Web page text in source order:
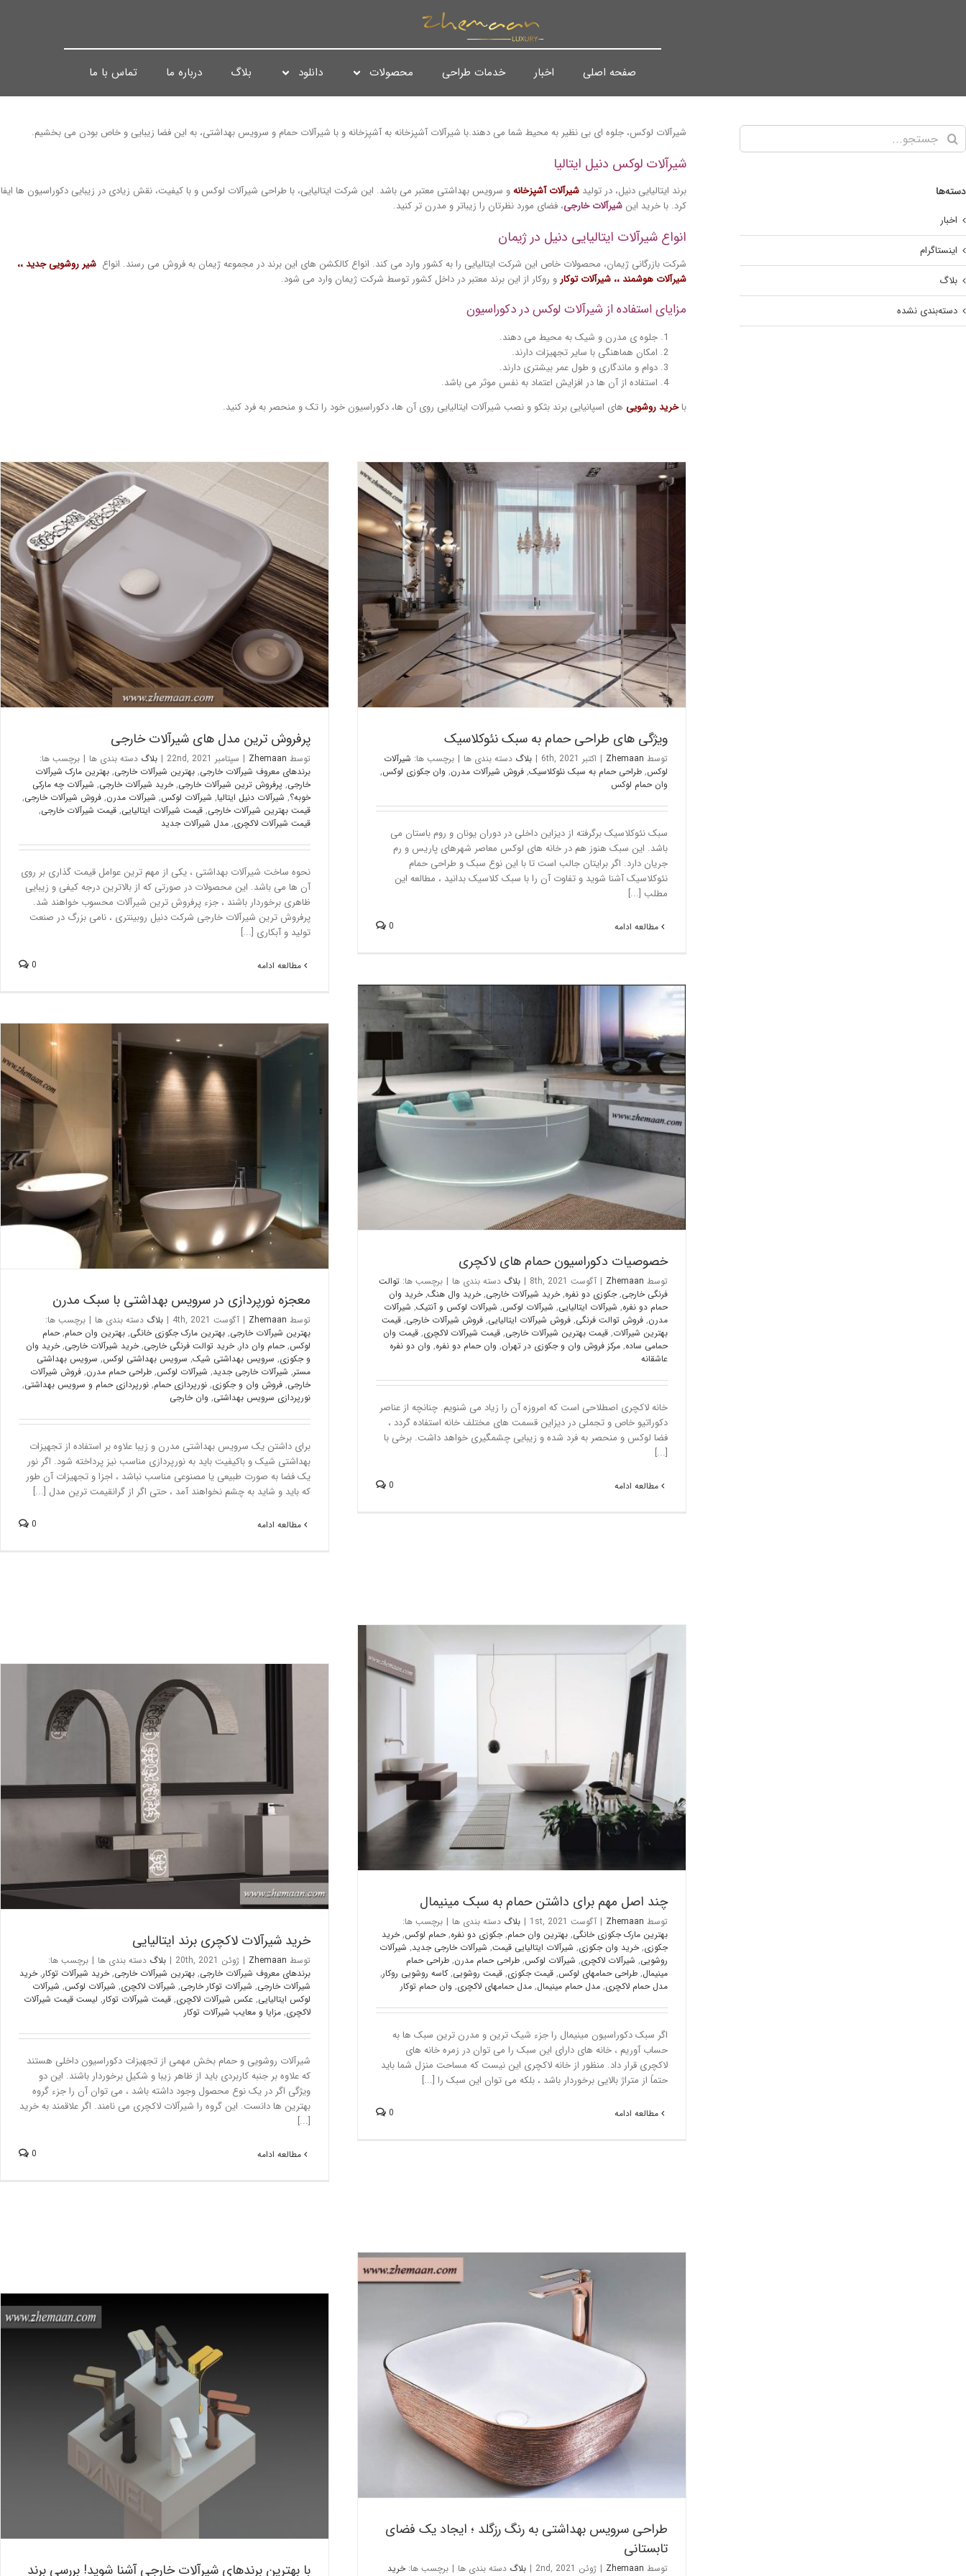
صفحه اصلی اخبار خدمات طراحی محصولات دانلود بلاگ درباره ما تماس با ما
شیرآلات لوکس، جلوه ای بی نظیر به محیط شما می دهند.با شیرآلات آشپزخانه به آشپزخانه و با شیرآلات حمام و سرویس بهداشتی، به این فضا زیبایی و خاص بودن می بخشیم.
شیرآلات لوکس دنیل ایتالیا
برند ایتالیایی دنیل، در تولیدشیرآلات آشپزخانهو سرویس بهداشتی معتبر می باشد. این شرکت ایتالیایی، با طراحی شیرآلات لوکس و با کیفیت، نقش زیادی در زیبایی دکوراسیون ها ایفا
کرد. با خرید اینشیرآلات خارجی، فضای مورد نظرتان را زیباتر و مدرن تر کنید.
انواع شیرآلات ایتالیایی دنیل در ژیمان
شرکت بازرگانی ژیمان، محصولات خاص این شرکت ایتالیایی را به کشور وارد می کند. انواع کالکشن های این برند در مجموعه ژیمان به فروش می رسند. انواعشیر روشویی جدید،،
شیرآلات هوشمند،،شیرآلات توکار و روکار از این برند معتبر در داخل کشور توسط شرکت ژیمان وارد می شود.
مزایای استفاده از شیرآلات لوکس در دکوراسیون
جلوه ی مدرن و شیک به محیط می دهند.
امکان هماهنگی با سایر تجهیزات دارند.
دوام و ماندگاری و طول عمر بیشتری دارند.
استفاده از آن ها در افزایش اعتماد به نفس موثر می باشد.
باخرید روشویی های اسپانیایی برند بثکو و نصب شیرآلات ایتالیایی روی آن ها، دکوراسیون خود را تک و منحصر به فرد کنید.
ویژگی های طراحی حمام به سبک نئوکلاسیک
بلاگ
ویژگی های طراحی حمام به سبک نئوکلاسیک
توسط Zhemaan
| اکتبر 6th, 2021 | بلاگ دسته بندی ها | برچسب ها: شیرآلات
لوکس,طراحی حمام به سبک نئوکلاسیک,فروش شیرآلات مدرن, وان جکوزی لوکس,
وان حمام لوکس
سبک نئوکلاسیک برگرفته از دیزاین داخلی در دوران یونان و روم باستان می
باشد. این سبک هنوز هم در خانه های لوکس معاصر شهرهای پاریس و رم
جریان دارد. اگر برایتان جالب است تا با این نوع سبک و طراحی حمام
نئوکلاسیک آشنا شوید و تفاوت آن را با سبک کلاسیک بدانید ، مطالعه این
مطلب [...]
مطالعه ادامه 0
پرفروش ترین مدل های شیرآلات خارجی
بلاگ
پرفروش ترین مدل های شیرآلات خارجی
توسط Zhemaan
| سپتامبر 22nd, 2021 | بلاگ دسته بندی ها | برچسب ها:
برندهای معروف شیرآلات خارجی,بهترین شیرآلات خارجی,بهترین مارک شیرآلات
خارجی, پرفروش ترین شیرآلات خارجی,خرید شیرآلات خارجی, شیرآلات چه مارکی
خوبه؟, شیرآلات دنیل ایتالیا, شیرآلات لوکس, شیرآلات مدرن,فروش شیرآلات خارجی,
قیمت بهترین شیرآلات خارجی,قیمت شیرآلات ایتالیایی,قیمت شیرآلات خارجی,
قیمت شیرآلات لاکچری,مدل شیرآلات جدید
نحوه ساخت شیرآلات بهداشتی ، یکی از مهم ترین عوامل قیمت گذاری بر روی
آن ها می باشد. این محصولات در صورتی که از بالاترین درجه کیفی و زیبایی
ظاهری برخوردار باشند ، جزء پرفروش ترین شیرآلات محسوب خواهند شد.
پرفروش ترین شیرآلات خارجی شرکت دنیل روبینتری ، نامی بزرگ در صنعت
تولید و آبکاری [...]
مطالعه ادامه 0
خصوصیات دکوراسیون حمام های لاکچری
بلاگ
خصوصیات دکوراسیون حمام های لاکچری
توسط Zhemaan
| آگوست 8th, 2021 | بلاگ دسته بندی ها | برچسب ها:توالت
فرنگی خارجی,جکوزی دو نفره,خرید شیرآلات خارجی,خرید وال هنگ,خرید وان
حمام دو نفره, شیرآلات ایتالیایی, شیرآلات لوکس, شیرآلات لوکس و آنتیک, شیرآلات
مدرن,فروش توالت فرنگی,فروش شیرآلات ایتالیایی,فروش شیرآلات خارجی,قیمت
بهترین شیرآلات,قیمت بهترین شیرآلات خارجی,قیمت شیرآلات لاکچری,قیمت وان
حمامی ساده,مرکز فروش وان و جکوزی در تهران, وان حمام دو نفره, وان دو نفره
عاشقانه
خانه لاکچری اصطلاحی است که امروزه آن را زیاد می شنویم. چنانچه از عناصر
دکوراتیو خاص و تجملی در دیزاین قسمت های مختلف خانه استفاده گردد ،
فضا لوکس و منحصر به فرد شده و زیبایی چشمگیری خواهد داشت. برخی با
[...]
مطالعه ادامه 0
معجزه نورپردازی در سرویس بهداشتی با سبک مدرن
معجزه نورپردازی در سرویس بهداشتی با سبک مدرن
توسط Zhemaan
| آگوست 4th, 2021 | بلاگ دسته بندی ها | برچسب ها:
بهترین شیرآلات خارجی,بهترین مارک جکوزی خانگی,بهترین وان حمام,حمام
لوکس,حمام وان دار,خرید توالت فرنگی خارجی,خرید شیرآلات خارجی,خرید وان
و جکوزی, سرویس بهداشتی شیک, سرویس بهداشتی لوکس, سرویس بهداشتی
مستر, شیرآلات خارجی جدید, شیرآلات لوکس,طراحی حمام مدرن,فروش شیرآلات
خارجی,فروش وان و جکوزی,نورپردازی حمام,نورپردازی حمام و سرویس بهداشتی,
نورپردازی سرویس بهداشتی, وان خارجی
برای داشتن یک سرویس بهداشتی مدرن و زیبا علاوه بر استفاده از تجهیزات
بهداشتی شیک و باکیفیت باید به نورپردازی مناسب نیز پرداخته شود. اگر نور
یک فضا به صورت طبیعی یا مصنوعی مناسب نباشد ، اجزا و تجهیزات آن طور
که باید و شاید به چشم نخواهند آمد ، حتی اگر از گرانقیمت ترین مدل [...]
مطالعه ادامه 0
چند اصل مهم برای داشتن حمام به سبک مینیمال
چند اصل مهم برای داشتن حمام به سبک مینیمال
توسط Zhemaan
| آگوست 1st, 2021 | بلاگ دسته بندی ها | برچسب ها:
بهترین مارک جکوزی خانگی,بهترین وان حمام,جکوزی دو نفره,حمام لوکس,خرید
جکوزی,خرید وان جکوزی, شیرآلات ایتالیایی قیمت, شیرآلات خارجی جدید, شیرآلات
روشویی, شیرآلات لاکچری, شیرآلات لوکس,طراحی حمام مدرن,طراحی حمام
مینیمال,طراحی حمامهای لوکس,قیمت جکوزی,قیمت روشویی,کاسه روشویی روکار,
مدل حمام لاکچری,مدل حمام مینیمال,مدل حمامهای لاکچری, وان حمام توکار
اگر سبک دکوراسیون مینیمال را جزء شیک ترین و مدرن ترین سبک ها به
حساب آوریم ، خانه های دارای این سبک را می توان در زمره خانه های
لاکچری قرار داد. منظور از خانه لاکچری این نیست که مساحت منزل شما باید
حتماً از متراژ بالایی برخوردار باشد ، بلکه می توان این سبک را [...]
مطالعه ادامه 0
خرید شیرآلات لاکچری برند ایتالیایی
بلاگ
خرید شیرآلات لاکچری برند ایتالیایی
توسط Zhemaan
| ژوئن 20th, 2021 | بلاگ دسته بندی ها | برچسب ها:
برندهای معروف شیرآلات خارجی,بهترین شیرآلات خارجی,خرید شیرآلات توکار,خرید
شیرآلات خارجی, شیرآلات توکار خارجی, شیرآلات لاکچری, شیرآلات لوکس, شیرآلات
لوکس ایتالیایی,عکس شیرآلات لاکچری,قیمت شیرآلات توکار, لیست قیمت شیرآلات
لاکچری,مزایا و معایب شیرآلات توکار
شیرآلات روشویی و حمام بخش مهمی از تجهیزات دکوراسیون داخلی هستند
که علاوه بر جنبه کاربردی باید از ظاهر زیبا و شکیل برخوردار باشند. این دو
ویژگی اگر در یک نوع محصول وجود داشته باشد ، می توان آن را جزء گروه
بهترین ها دانست. این گروه را شیرآلات لاکچری می نامند. اگر علاقمند به خرید
[...]
مطالعه ادامه 0
طراحی سرویس بهداشتی به رنگ رزگلد ؛ ایجاد یک فضای تابستانی
طراحی سرویس بهداشتی به رنگ رزگلد ؛ ایجاد یک فضای
تابستانی
توسط Zhemaan
| ژوئن 2nd, 2021 | بلاگ دسته بندی ها | برچسب ها:خرید
ایتالیا
بلاگ
با بهترین برندهای شیرآلات خارجی آشنا شوید! بررسی برند
دسته‌ها
اخبار
اینستاگرام
بلاگ
دسته‌بندی نشده